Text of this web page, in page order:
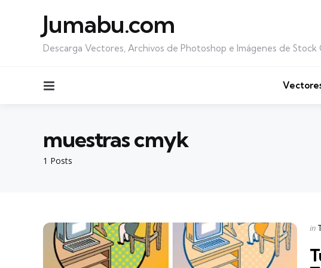
Jumabu.com
Descarga Vectores, Archivos de Photoshop e Imágenes de Stock
1 Posts
muestras cmyk
in